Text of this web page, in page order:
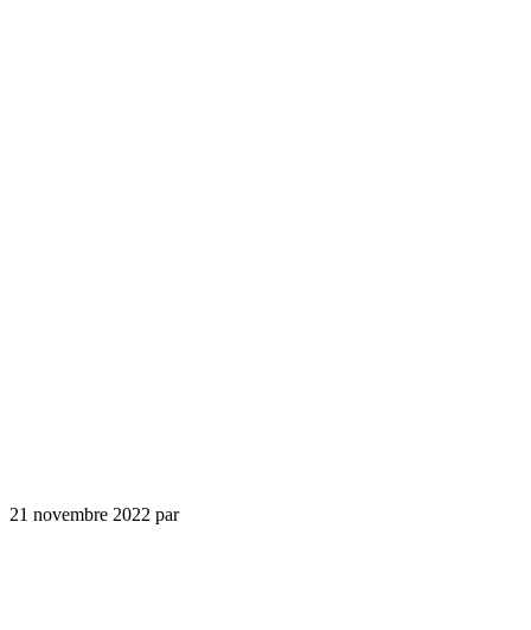
21 novembre 2022 par